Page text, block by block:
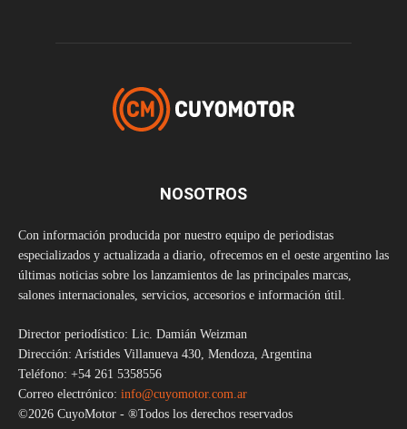
NOSOTROS
Con información producida por nuestro equipo de periodistas
especializados y actualizada a diario, ofrecemos en el oeste argentino las
últimas noticias sobre los lanzamientos de las principales marcas,
salones internacionales, servicios, accesorios e información útil.
Director periodístico: Lic. Damián Weizman
Dirección: Arístides Villanueva 430, Mendoza, Argentina
Teléfono: +54 261 5358556
Correo electrónico: info@cuyomotor.com.ar
©2026 CuyoMotor - ®Todos los derechos reservados